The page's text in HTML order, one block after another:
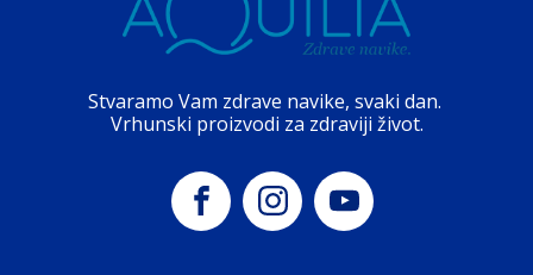
Stvaramo Vam zdrave navike, svaki dan.
Vrhunski proizvodi za zdraviji život.